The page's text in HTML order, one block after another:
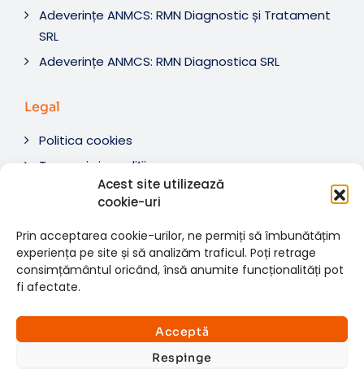
Acest site utilizează
cookie-uri
Prin acceptarea cookie-urilor, ne permiți să îmbunătățim
experiența pe site și să analizăm traficul. Poți retrage
consimțământul oricând, însă anumite funcționalități pot
fi afectate.
Acceptă
Respinge
Adeverințe ANMCS: RMN Diagnostic și Tratament
SRL
Adeverințe ANMCS: RMN Diagnostica SRL
Legal
Politica cookies
Termeni si condiții
Soluționare litigii
rezervate.
Website dezvoltat de:www.t-web.ro
×
Consultații si investigații